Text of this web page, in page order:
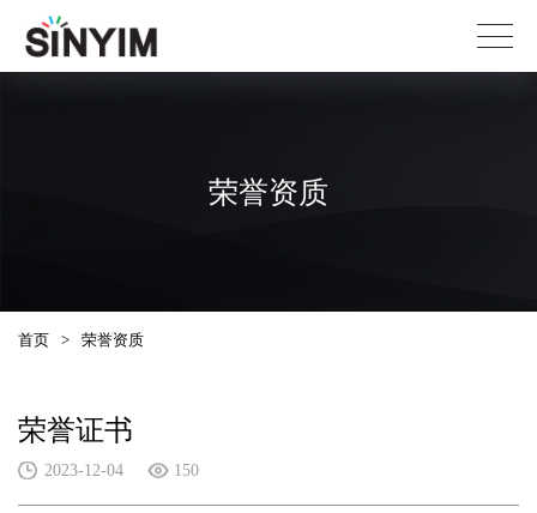
荣誉资质
首页 > 荣誉资质
荣誉证书
2023-12-04 150